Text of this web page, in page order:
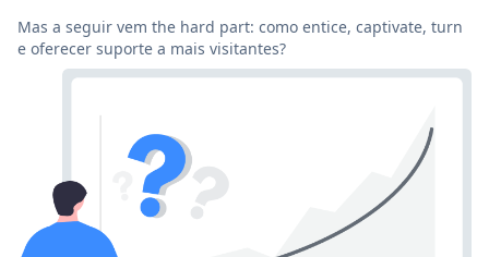
Mas a seguir vem the hard part: como entice, captivate, turn
e oferecer suporte a mais visitantes?